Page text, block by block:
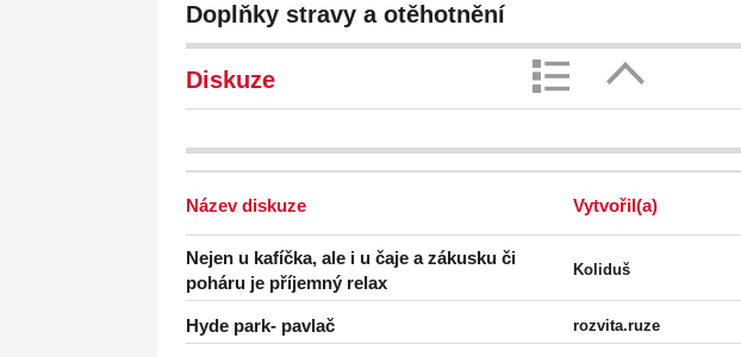
Doplňky stravy a otěhotnění
Diskuze
Název diskuze Vytvořil(a)
Nejen u kafíčka, ale i u čaje a zákusku či
poháru je příjemný relax
Koliduš
Hyde park- pavlač rozvita.ruze